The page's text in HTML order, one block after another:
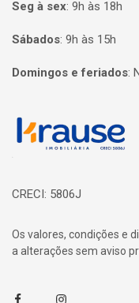
Seg à sex: 9h às 18h
Sábados: 9h às 15h
Domingos e feriados:
Página inicial
CRECI: 5806J
Os valores, condições e
a alterações sem aviso
FacebookInstagram